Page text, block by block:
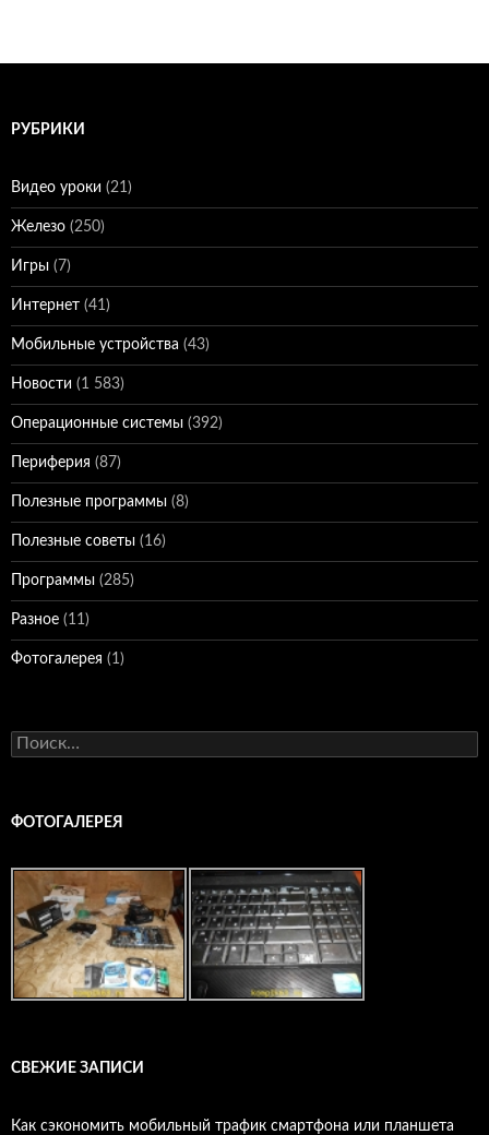
записям
РУБРИКИ
Видео уроки (21)
Железо (250)
Игры (7)
Интернет (41)
Мобильные устройства (43)
Новости (1 583)
Операционные системы (392)
Периферия (87)
Полезные программы (8)
Полезные советы (16)
Программы (285)
Разное (11)
Фотогалерея (1)
Найти:
ФОТОГАЛЕРЕЯ
СВЕЖИЕ ЗАПИСИ
Как сэкономить мобильный трафик смартфона или планшета